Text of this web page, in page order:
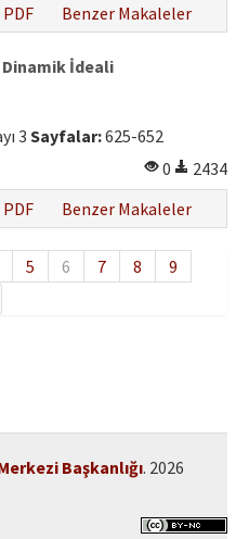
PDF Benzer Makaleler
İdeali
3 Sayfalar:625-652
0
2434
PDF Benzer Makaleler
5 6 7 8
9
Başkanlığı. 2026